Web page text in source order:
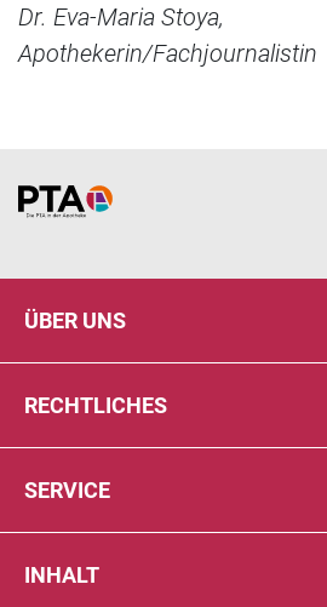
Dr. Eva-Maria Stoya,
Apothekerin/Fachjournalistin
Home
ÜBER UNS
RECHTLICHES
SERVICE
INHALT